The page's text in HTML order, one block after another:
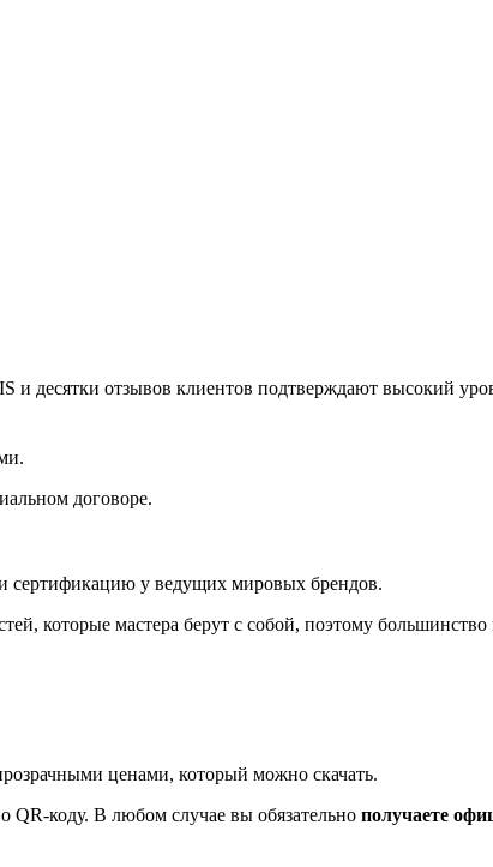
и десятки отзывов клиентов подтверждают высокий
договоре.
сертификацию у ведущих мировых брендов.
которые мастера берут с собой, поэтому большинство
ценами, который можно скачать.
коду. В любом случае вы обязательно получаете